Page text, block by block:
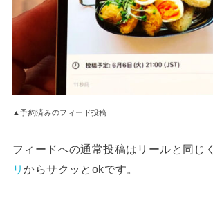
▲予約済みのフィード投稿
フィードへの通常投稿はリールと同じく
リからサクッとokです。